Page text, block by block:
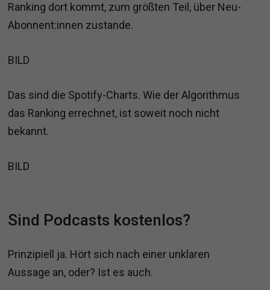
Ranking dort kommt, zum größten Teil, über Neu-
Abonnent:innen zustande.
BILD
Das sind die Spotify-Charts. Wie der Algorithmus
das Ranking errechnet, ist soweit noch nicht
bekannt.
BILD
Sind Podcasts kostenlos?
Prinzipiell ja. Hört sich nach einer unklaren
Aussage an, oder? Ist es auch.